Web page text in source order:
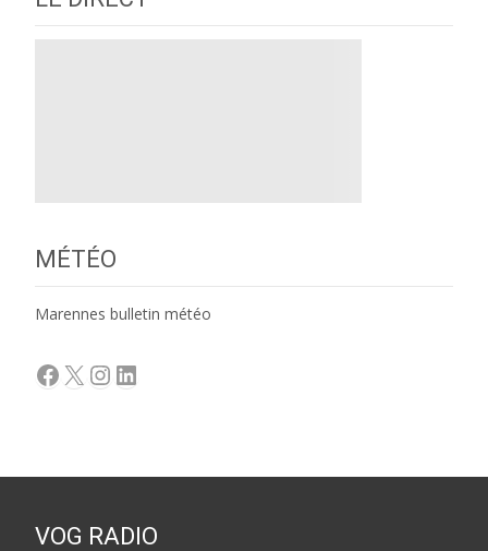
MÉTÉO
Marennes bulletin météo
Facebook
X Instagram
LinkedIn
VOG RADIO